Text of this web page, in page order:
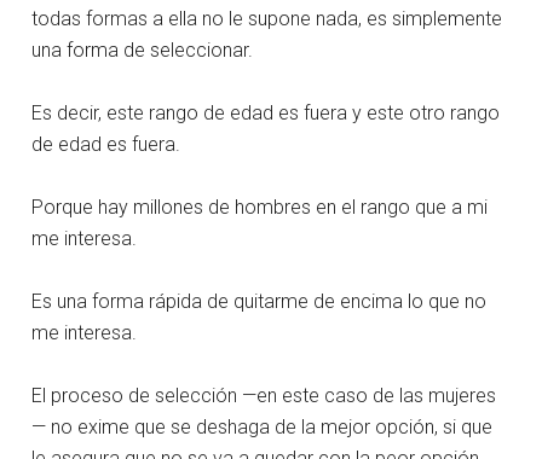
todas formas a ella no le supone nada, es simplemente
una forma de seleccionar.
Es decir, este rango de edad es fuera y este otro rango
de edad es fuera.
Porque hay millones de hombres en el rango que a mi
me interesa.
Es una forma rápida de quitarme de encima lo que no
me interesa.
El proceso de selección —en este caso de las mujeres
— no exime que se deshaga de la mejor opción, si que